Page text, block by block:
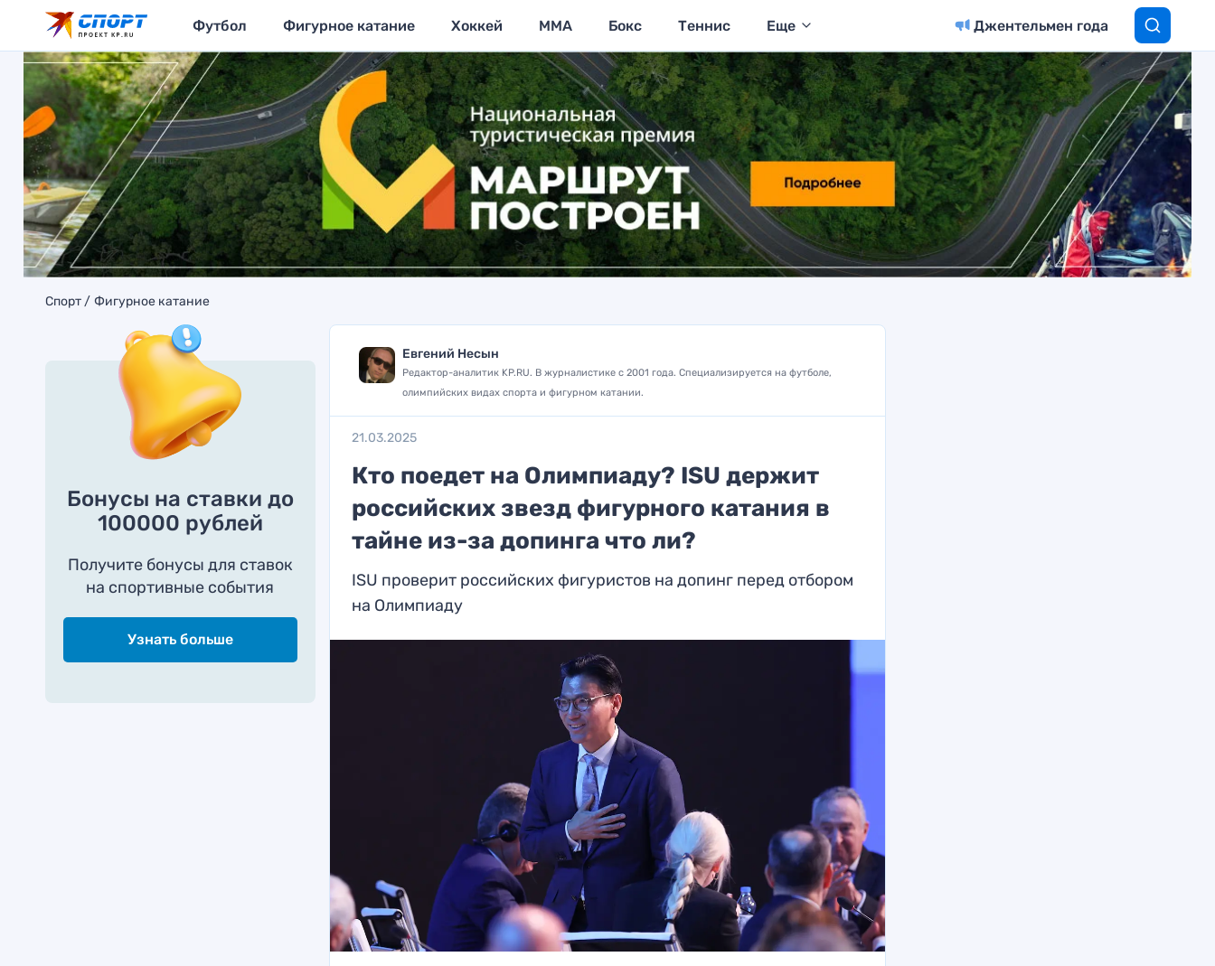
Футбол Фигурное катание Хоккей MMA Бокс Теннис Еще Джентельмен года
Спорт Фигурное катание
Бонусы на ставки до
100000 рублей
Получите бонусы для ставок
на спортивные события
Узнать больше
Евгений Несын
Редактор-аналитик KP.RU. В журналистике с 2001 года. Специализируется на футболе,
олимпийских видах спорта и фигурном катании.
21.03.2025
Кто поедет на Олимпиаду? ISU держит
российских звезд фигурного катания в
тайне из-за допинга что ли?
ISU проверит российских фигуристов на допинг перед отбором
на Олимпиаду